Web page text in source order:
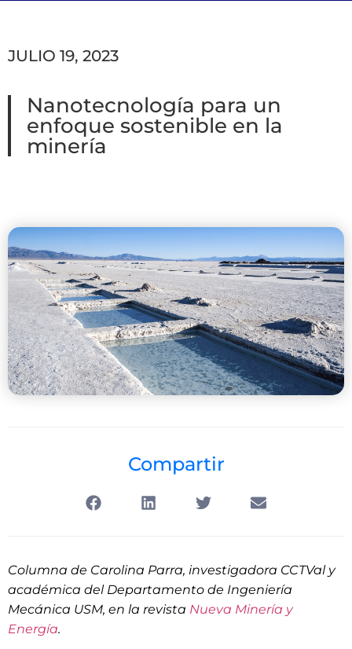
JULIO 19, 2023
Nanotecnología para un
enfoque sostenible en la
minería
Compartir
Columna de Carolina Parra, investigadora CCTVal y
académica del Departamento de Ingeniería
Mecánica USM, en la revista Nueva Minería y
Energía.